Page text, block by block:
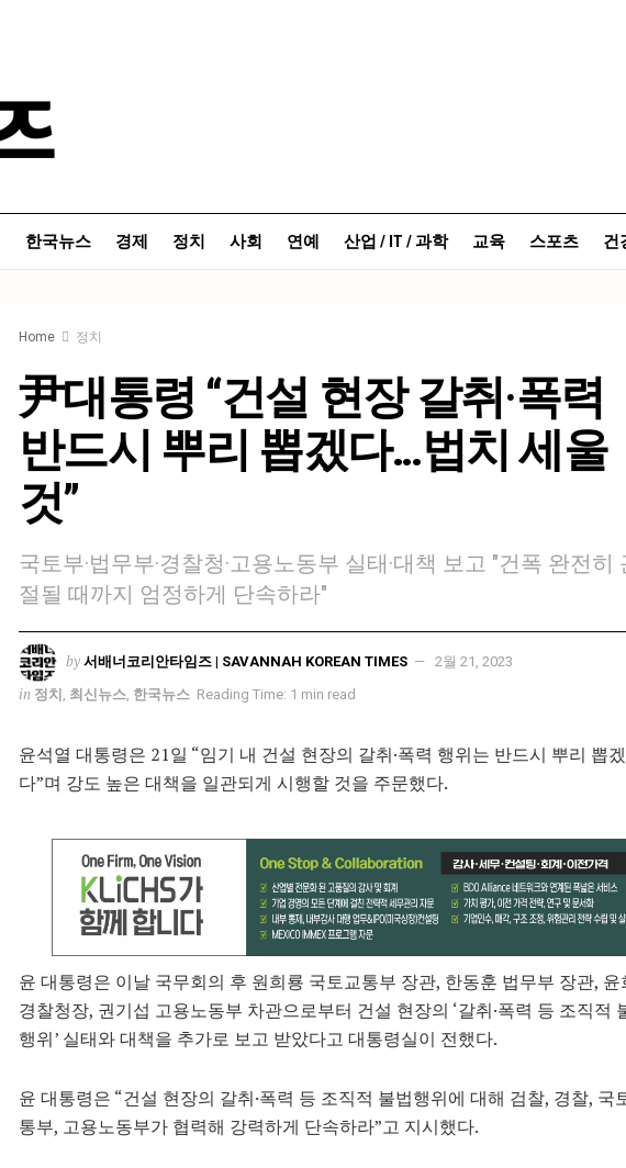
한국뉴스 경제 정치 사회 연예 산업 / IT / 과학 교육 스포츠 건
Home 정치
尹대통령 “건설 현장 갈취·폭력
반드시 뿌리 뽑겠다…법치 세울
것”
국토부·법무부·경찰청·고용노동부 실태·대책 보고 "건폭 완전히
절될 때까지 엄정하게 단속하라"
by 서배너코리안타임즈 | SAVANNAH KOREAN TIMES 2월 21, 2023
in 정치 최신뉴스 한국뉴스 Reading Time: 1 min read
윤석열 대통령은 21일 “임기 내 건설 현장의 갈취·폭력 행위는 반드시 뿌리 뽑겠
다”며 강도 높은 대책을 일관되게 시행할 것을 주문했다.
윤 대통령은 이날 국무회의 후 원희룡 국토교통부 장관, 한동훈 법무부 장관, 윤
경찰청장, 권기섭 고용노동부 차관으로부터 건설 현장의 ‘갈취·폭력 등 조직적
행위’ 실태와 대책을 추가로 보고 받았다고 대통령실이 전했다.
윤 대통령은 “건설 현장의 갈취·폭력 등 조직적 불법행위에 대해 검찰, 경찰, 국
통부, 고용노동부가 협력해 강력하게 단속하라”고 지시했다.